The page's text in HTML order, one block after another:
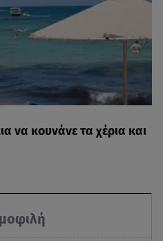
να κουνάνε τα χέρια και